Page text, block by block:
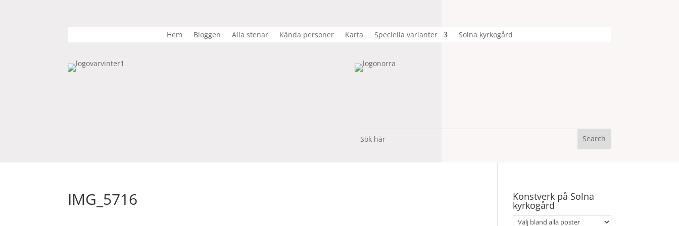
Hem Bloggen Alla stenar Kända personer Karta Speciella varianter Solna kyrkogård
IMG_5716 Konstverk på Solna
kyrkogård